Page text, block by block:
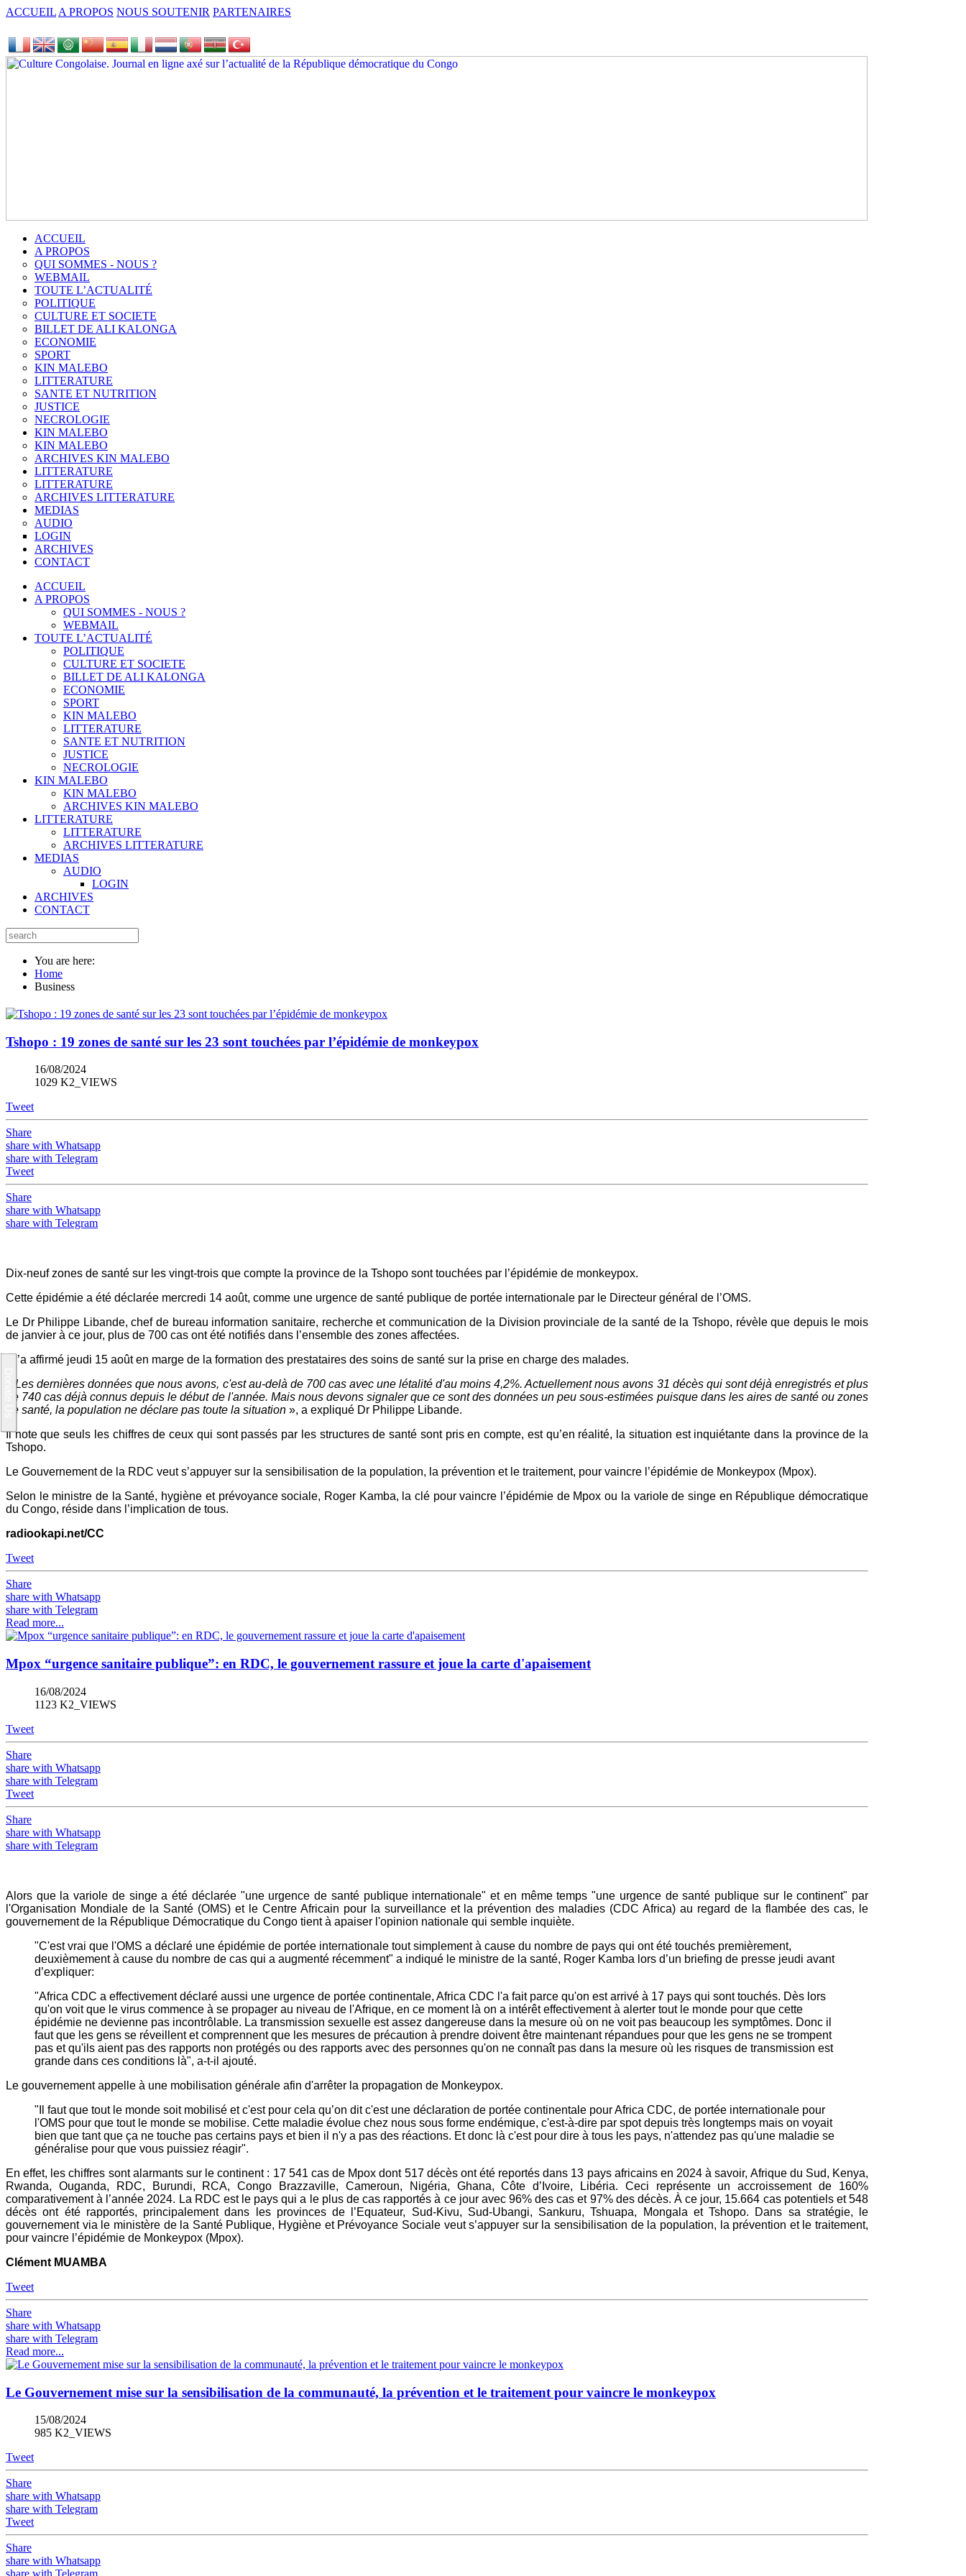
ACCUEIL A PROPOS NOUS SOUTENIR PARTENAIRES
ACCUEIL
A PROPOS
QUI SOMMES - NOUS ?
WEBMAIL
TOUTE L’ACTUALITÉ
POLITIQUE
CULTURE ET SOCIETE
BILLET DE ALI KALONGA
ECONOMIE
SPORT
KIN MALEBO
LITTERATURE
SANTE ET NUTRITION
JUSTICE
NECROLOGIE
KIN MALEBO
KIN MALEBO
ARCHIVES KIN MALEBO
LITTERATURE
LITTERATURE
ARCHIVES LITTERATURE
MEDIAS
AUDIO
LOGIN
ARCHIVES
CONTACT
ACCUEIL
A PROPOS
QUI SOMMES - NOUS ?
WEBMAIL
TOUTE L’ACTUALITÉ
POLITIQUE
CULTURE ET SOCIETE
BILLET DE ALI KALONGA
ECONOMIE
SPORT
KIN MALEBO
LITTERATURE
SANTE ET NUTRITION
JUSTICE
NECROLOGIE
KIN MALEBO
KIN MALEBO
ARCHIVES KIN MALEBO
LITTERATURE
LITTERATURE
ARCHIVES LITTERATURE
MEDIAS
AUDIO
LOGIN
ARCHIVES
CONTACT
You are here:
Home
Business
Tshopo : 19 zones de santé sur les 23 sont touchées par l’épidémie de monkeypox
16/08/2024
1029 K2_VIEWS
Tweet
Share
share with Whatsapp
share with Telegram
Tweet
Share
share with Whatsapp
share with Telegram
Dix-neuf zones de santé sur les vingt-trois que compte la province de la Tshopo sont touchées par l’épidémie de monkeypox.
Cette épidémie a été déclarée mercredi 14 août, comme une urgence de santé publique de portée internationale par le Directeur général de l’OMS.
Le Dr Philippe Libande, chef de bureau information sanitaire, recherche et communication de la Division provinciale de la santé de la Tshopo, révèle que depuis le mois
de janvier à ce jour, plus de 700 cas ont été notifiés dans l’ensemble des zones affectées.
Il l’a affirmé jeudi 15 août en marge de la formation des prestataires des soins de santé sur la prise en charge des malades.
Les dernières données que nous avons, c'est au-delà de 700 cas avec une létalité d'au moins 4,2%. Actuellement nous avons 31 décès qui sont déjà enregistrés et plus
de 740 cas déjà connus depuis le début de l'année. Mais nous devons signaler que ce sont des données un peu sous-estimées puisque dans les aires de santé ou zones
de santé, la population ne déclare pas toute la situation », a expliqué Dr Philippe Libande.
Il note que seuls les chiffres de ceux qui sont passés par les structures de santé sont pris en compte, est qu’en réalité, la situation est inquiétante dans la province de la
Tshopo.
Le Gouvernement de la RDC veut s’appuyer sur la sensibilisation de la population, la prévention et le traitement, pour vaincre l’épidémie de Monkeypox (Mpox).
Selon le ministre de la Santé, hygiène et prévoyance sociale, Roger Kamba, la clé pour vaincre l’épidémie de Mpox ou la variole de singe en République démocratique
du Congo, réside dans l’implication de tous.
radiookapi.net/CC
Tweet
Share
share with Whatsapp
share with Telegram
Read more...
Mpox “urgence sanitaire publique”: en RDC, le gouvernement rassure et joue la carte d'apaisement
16/08/2024
1123 K2_VIEWS
Tweet
Share
share with Whatsapp
share with Telegram
Tweet
Share
share with Whatsapp
share with Telegram
Alors que la variole de singe a été déclarée "une urgence de santé publique internationale" et en même temps "une urgence de santé publique sur le continent" par
l'Organisation Mondiale de la Santé (OMS) et le Centre Africain pour la surveillance et la prévention des maladies (CDC Africa) au regard de la flambée des cas, le
gouvernement de la République Démocratique du Congo tient à apaiser l'opinion nationale qui semble inquiète.
"C'est vrai que l'OMS a déclaré une épidémie de portée internationale tout simplement à cause du nombre de pays qui ont été touchés premièrement,
deuxièmement à cause du nombre de cas qui a augmenté récemment" a indiqué le ministre de la santé, Roger Kamba lors d’un briefing de presse jeudi avant
d’expliquer:
"Africa CDC a effectivement déclaré aussi une urgence de portée continentale, Africa CDC l'a fait parce qu'on est arrivé à 17 pays qui sont touchés. Dès lors
qu'on voit que le virus commence à se propager au niveau de l'Afrique, en ce moment là on a intérêt effectivement à alerter tout le monde pour que cette
épidémie ne devienne pas incontrôlable. La transmission sexuelle est assez dangereuse dans la mesure où on ne voit pas beaucoup les symptômes. Donc il
faut que les gens se réveillent et comprennent que les mesures de précaution à prendre doivent être maintenant répandues pour que les gens ne se trompent
pas et qu'ils aient pas des rapports non protégés ou des rapports avec des personnes qu'on ne connaît pas dans la mesure où les risques de transmission est
grande dans ces conditions là", a-t-il ajouté.
Le gouvernement appelle à une mobilisation générale afin d'arrêter la propagation de Monkeypox.
"Il faut que tout le monde soit mobilisé et c'est pour cela qu’on dit c'est une déclaration de portée continentale pour Africa CDC, de portée internationale pour
l'OMS pour que tout le monde se mobilise. Cette maladie évolue chez nous sous forme endémique, c'est-à-dire par spot depuis très longtemps mais on voyait
bien que tant que ça ne touche pas certains pays et bien il n'y a pas des réactions. Et donc là c'est pour dire à tous les pays, n'attendez pas qu'une maladie se
généralise pour que vous puissiez réagir".
En effet, les chiffres sont alarmants sur le continent : 17 541 cas de Mpox dont 517 décès ont été reportés dans 13 pays africains en 2024 à savoir, Afrique du Sud, Kenya,
Rwanda, Ouganda, RDC, Burundi, RCA, Congo Brazzaville, Cameroun, Nigéria, Ghana, Côte d’Ivoire, Libéria. Ceci représente un accroissement de 160%
comparativement à l’année 2024. La RDC est le pays qui a le plus de cas rapportés à ce jour avec 96% des cas et 97% des décès. À ce jour, 15.664 cas potentiels et 548
décès ont été rapportés, principalement dans les provinces de l’Equateur, Sud-Kivu, Sud-Ubangi, Sankuru, Tshuapa, Mongala et Tshopo. Dans sa stratégie, le
gouvernement via le ministère de la Santé Publique, Hygiène et Prévoyance Sociale veut s’appuyer sur la sensibilisation de la population, la prévention et le traitement,
pour vaincre l’épidémie de Monkeypox (Mpox).
Clément MUAMBA
Tweet
Share
share with Whatsapp
share with Telegram
Read more...
Le Gouvernement mise sur la sensibilisation de la communauté, la prévention et le traitement pour vaincre le monkeypox
15/08/2024
985 K2_VIEWS
Tweet
Share
share with Whatsapp
share with Telegram
Tweet
Share
share with Whatsapp